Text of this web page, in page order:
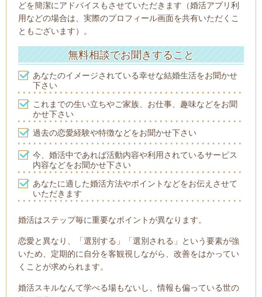
どを簡潔にアドバイスもさせていただきます（婚活アプリ利
用などの場合は、実際のプロフィール画面を共有いただくこ
ともございます）。
無料相談でお聞きすること
あなたのイメージされている幸せな結婚生活をお聞かせ
下さい
これまでの生い立ちやご家族、お仕事、趣味などをお聞
かせ下さい
過去の恋愛経験や特徴などをお聞かせ下さい
今、婚活中であれば活動内容や利用されているサービス
内容などをお聞かせ下さい
あなたに適した婚活方法やポイントなどをお伝えさせて
いただきます
婚活はステップ毎に重要なポイントが異なります。
恋愛と異なり、「選別する」「選別される」という要素が強
いため、定期的に自分を客観視しながら、改善をはかってい
くことが求められます。
婚活スキルなんて学べる場もないし、情報も偏っている世の